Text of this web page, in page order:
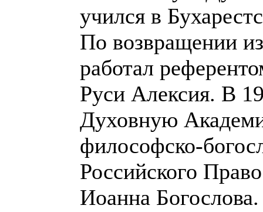
учился в
По возвращении
работал
Руси Алексия. В
Духовную
философско-
Российского
Иоанна